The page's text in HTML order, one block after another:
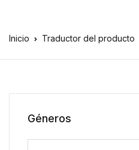
Inicio Traductor del producto
Géneros